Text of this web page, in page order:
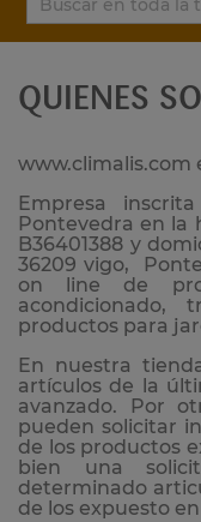
QUIENES
www.climalis.com
Empresa
Pontevedra en la
B36401388 y
36209 vigo,
on line de
productos para
En nuestra
artículos de la
avanzado. Por
pueden solicitar
de los productos
bien una
determinado
de los expuesto